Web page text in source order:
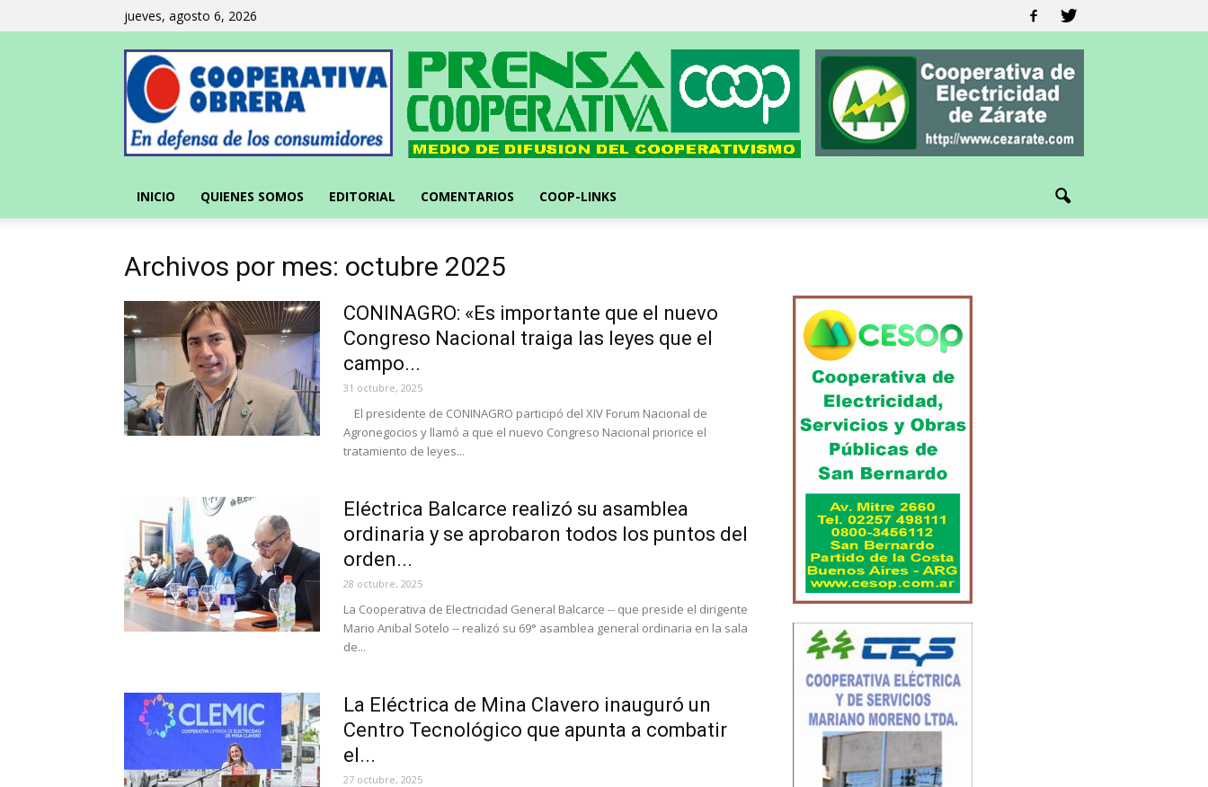
jueves, agosto 6, 2026
Cooperativa
::
Medio
de
difusión
líder
cooperativismo
INICIO QUIENES SOMOS EDITORIAL COMENTARIOS COOP-LINKS
Archivos por mes: octubre 2025
CONINAGRO: «Es importante que el nuevo
Congreso Nacional traiga las leyes que el
campo...
31 octubre, 2025
El presidente de CONINAGRO participó del XIV Forum Nacional de
Agronegocios y llamó a que el nuevo Congreso Nacional priorice el
tratamiento de leyes...
Eléctrica Balcarce realizó su asamblea
ordinaria y se aprobaron todos los puntos del
orden...
28 octubre, 2025
La Cooperativa de Electricidad General Balcarce -- que preside el dirigente
Mario Anibal Sotelo -- realizó su 69° asamblea general ordinaria en la sala
de...
La Eléctrica de Mina Clavero inauguró un
Centro Tecnológico que apunta a combatir
el...
27 octubre, 2025